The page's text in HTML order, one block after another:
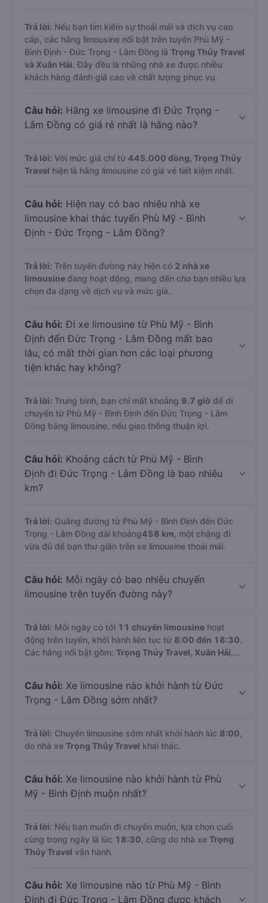
Trả lời: Nếu bạn tìm kiếm sự thoải mái và dịch vụ cao
cấp, các hãng limousine nổi bật trên tuyến Phù Mỹ -
Bình Định - Đức Trọng - Lâm Đồng là Trọng Thủy Travel
và Xuân Hải. Đây đều là những nhà xe được nhiều
khách hàng đánh giá cao về chất lượng phục vụ.
Câu hỏi: Hãng xe limousine đi Đức Trọng -
Lâm Đồng có giá rẻ nhất là hãng nào?
Trả lời: Với mức giá chỉ từ 445.000 đồng, Trọng Thủy
Travel hiện là hãng limousine có giá vé tiết kiệm nhất.
Câu hỏi: Hiện nay có bao nhiêu nhà xe
limousine khai thác tuyến Phù Mỹ - Bình
Định - Đức Trọng - Lâm Đồng?
Trả lời: Trên tuyến đường này hiện có 2 nhà xe
limousine đang hoạt động, mang đến cho bạn nhiều lựa
chọn đa dạng về dịch vụ và mức giá.
Câu hỏi: Đi xe limousine từ Phù Mỹ - Bình
Định đến Đức Trọng - Lâm Đồng mất bao
lâu, có mất thời gian hơn các loại phương
tiện khác hay không?
Trả lời: Trung bình, bạn chỉ mất khoảng 9.7 giờ để di
chuyển từ Phù Mỹ - Bình Định đến Đức Trọng - Lâm
Đồng bằng limousine, nếu giao thông thuận lợi.
Câu hỏi: Khoảng cách từ Phù Mỹ - Bình
Định đi Đức Trọng - Lâm Đồng là bao nhiêu
km?
Trả lời: Quãng đường từ Phù Mỹ - Bình Định đến Đức
Trọng - Lâm Đồng dài khoảng458 km , một chặng đi
vừa đủ để bạn thư giãn trên xe limousine thoải mái.
Câu hỏi: Mỗi ngày có bao nhiêu chuyến
limousine trên tuyến đường này?
Trả lời: Mỗi ngày có tới 11 chuyến limousine hoạt
động trên tuyến, khởi hành liên tục từ 8:00 đến 18:30.
Các hãng nổi bật gồm: Trọng Thủy Travel, Xuân Hải ,...
Câu hỏi: Xe limousine nào khởi hành từ Đức
Trọng - Lâm Đồng sớm nhất?
Trả lời: Chuyến limousine sớm nhất khởi hành lúc 8:00
do nhà xe Trọng Thủy Travel khai thác.
Câu hỏi: Xe limousine nào khởi hành từ Phù
Mỹ - Bình Định muộn nhất?
Trả lời: Nếu bạn muốn đi chuyến muộn, lựa chọn cuối
cùng trong ngày là lúc 18:30 , cũng do nhà xe Trọng
Thủy Travel vận hành.
Câu hỏi: Xe limousine nào từ Phù Mỹ - Bình
Định đi Đức Trọng - Lâm Đồng được khách